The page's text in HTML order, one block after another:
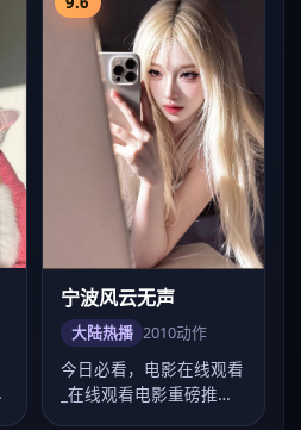
宁波风云无声
大陆热播 2010动作
今日必看，电影在线观看
_在线观看电影重磅推荐